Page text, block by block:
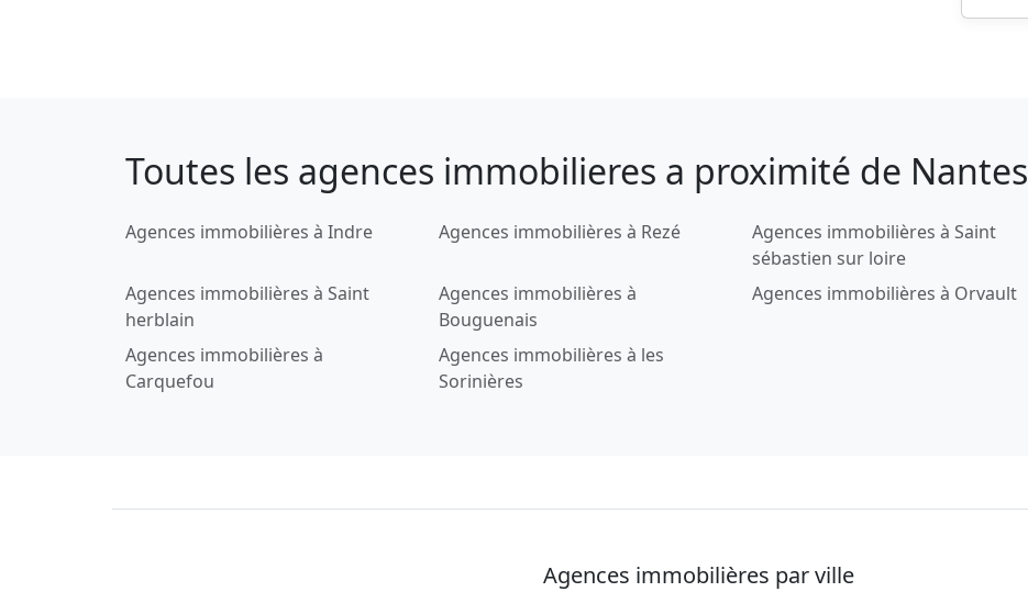
Toutes les agences immobilieres a proximité de Nantes
Agences immobilières à Indre Agences immobilières à Rezé
Agences immobilières à Saint
sébastien sur loire
Agences immobilières à Saint
herblain
Agences immobilières à
Bouguenais
Agences immobilières à Orvault
Agences immobilières à
Carquefou
Agences immobilières à les
Sorinières
Agences immobilières par ville